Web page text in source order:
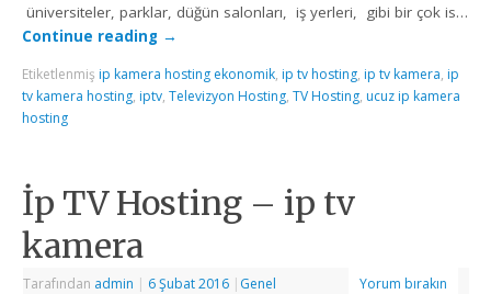
üniversiteler, parklar, düğün salonları, iş yerleri, gibi bir çok is…
Continue reading →
Etiketlenmiş ip kamera hosting ekonomik, ip tv hosting, ip tv kamera, ip
tv kamera hosting, iptv,Televizyon Hosting,TV Hosting, ucuz ip kamera
hosting
İp TV Hosting – ip tv
kamera
Tarafından admin | 6 Şubat 2016 | Genel Yorum bırakın